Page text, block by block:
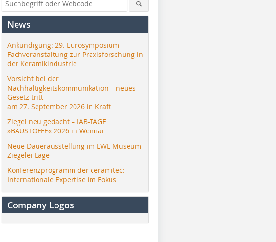
News
Ankündigung: 29. Eurosymposium –
Fachveranstaltung zur Praxisforschung in
der Keramikindustrie
Vorsicht bei der
Nachhaltigkeitskommunikation – neues
Gesetz tritt
am 27. September 2026 in Kraft
Ziegel neu gedacht – IAB-TAGE
»BAUSTOFFE« 2026 in Weimar
Neue Dauerausstellung im LWL-Museum
Ziegelei Lage
Konferenzprogramm der ceramitec:
Internationale Expertise im Fokus
Company Logos